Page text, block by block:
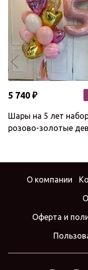
5 740 ₽
Шары на 5 лет
розово-золотые
О компании
Оферта и